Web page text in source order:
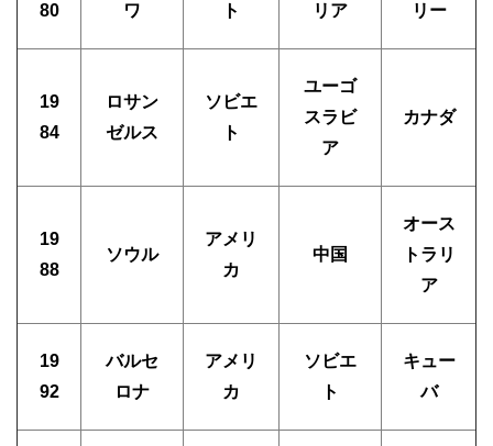
80
ワ
ト
リア
リー
19
84
ロサン
ゼルス
ソビエ
ト
ユーゴ
スラビ
ア
カナダ
19
88
ソウル
アメリ
カ
中国
オース
トラリ
ア
19
92
バルセ
ロナ
アメリ
カ
ソビエ
ト
キュー
バ